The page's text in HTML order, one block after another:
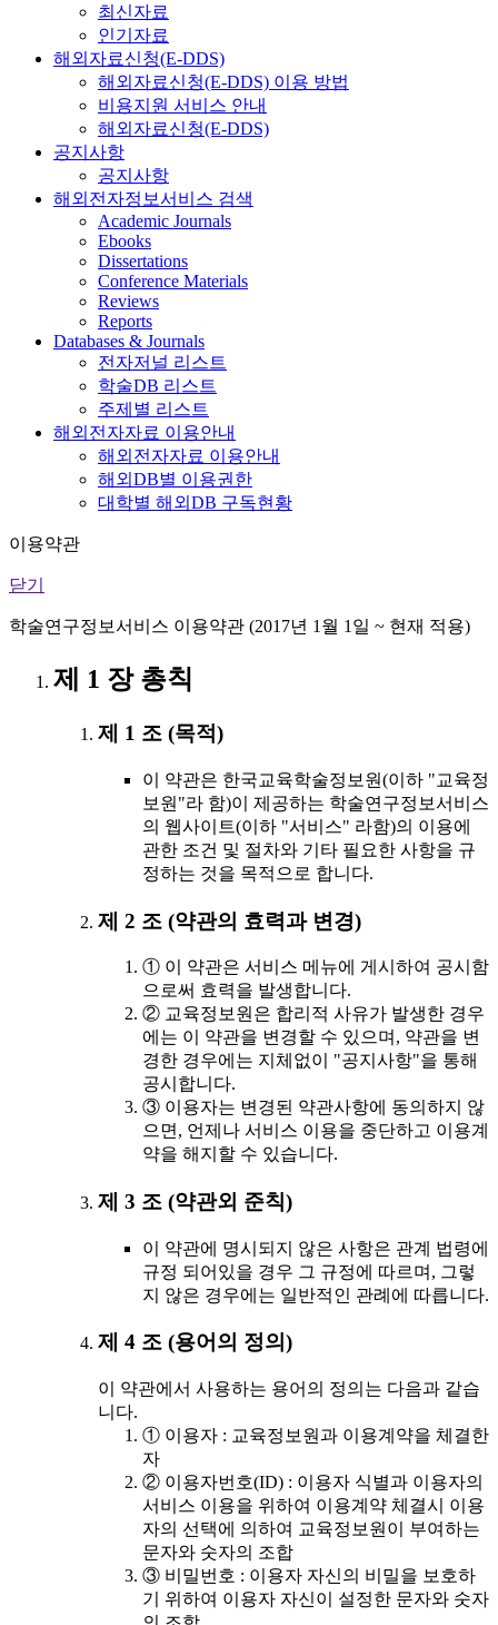
최신자료
인기자료
해외자료신청(E-DDS)
해외자료신청(E-DDS) 이용 방법
비용지원 서비스 안내
해외자료신청(E-DDS)
공지사항
공지사항
해외전자정보서비스 검색
Academic Journals
Ebooks
Dissertations
Conference Materials
Reviews
Reports
Databases & Journals
전자저널 리스트
학술DB 리스트
주제별 리스트
해외전자자료 이용안내
해외전자자료 이용안내
해외DB별 이용권한
대학별 해외DB 구독현황
이용약관
닫기
학술연구정보서비스 이용약관 (2017년 1월 1일 ~ 현재 적용)
제 1 장 총칙
제 1 조 (목적)
이 약관은 한국교육학술정보원(이하 "교육정
보원"라 함)이 제공하는 학술연구정보서비스
의 웹사이트(이하 "서비스" 라함)의 이용에
관한 조건 및 절차와 기타 필요한 사항을 규
정하는 것을 목적으로 합니다.
제 2 조 (약관의 효력과 변경)
① 이 약관은 서비스 메뉴에 게시하여 공시함
으로써 효력을 발생합니다.
② 교육정보원은 합리적 사유가 발생한 경우
에는 이 약관을 변경할 수 있으며, 약관을 변
경한 경우에는 지체없이 "공지사항"을 통해
공시합니다.
③ 이용자는 변경된 약관사항에 동의하지 않
으면, 언제나 서비스 이용을 중단하고 이용계
약을 해지할 수 있습니다.
제 3 조 (약관외 준칙)
이 약관에 명시되지 않은 사항은 관계 법령에
규정 되어있을 경우 그 규정에 따르며, 그렇
지 않은 경우에는 일반적인 관례에 따릅니다.
제 4 조 (용어의 정의)
이 약관에서 사용하는 용어의 정의는 다음과 같습
니다.
① 이용자 : 교육정보원과 이용계약을 체결한
자
② 이용자번호(ID) : 이용자 식별과 이용자의
서비스 이용을 위하여 이용계약 체결시 이용
자의 선택에 의하여 교육정보원이 부여하는
문자와 숫자의 조합
③ 비밀번호 : 이용자 자신의 비밀을 보호하
기 위하여 이용자 자신이 설정한 문자와 숫자